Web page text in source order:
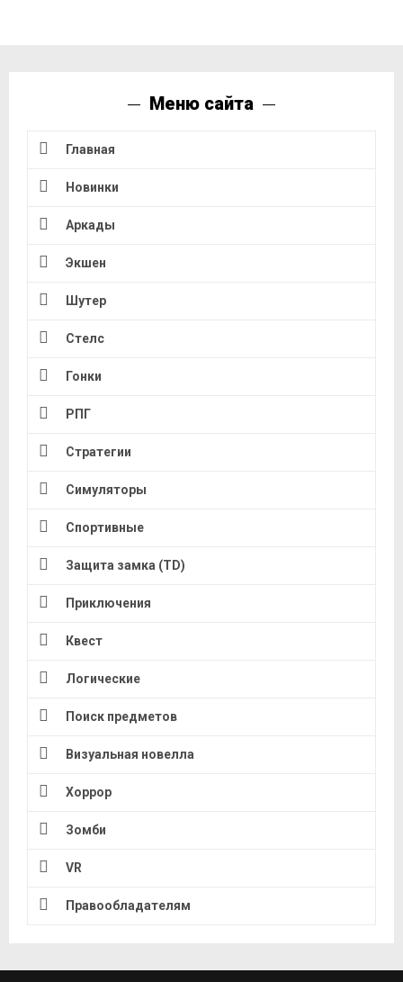
Меню сайта
Главная
Новинки
Аркады
Экшен
Шутер
Стелс
Гонки
РПГ
Стратегии
Симуляторы
Спортивные
Защита замка (TD)
Приключения
Квест
Логические
Поиск предметов
Визуальная новелла
Хоррор
Зомби
VR
Правообладателям